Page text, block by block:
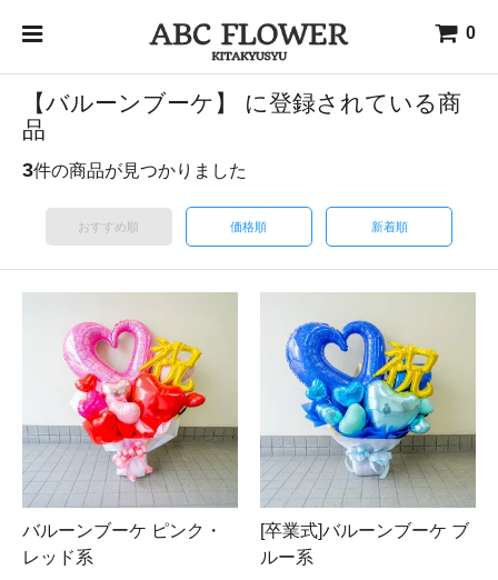
0
【バルーンブーケ】 に登録されている商
品
3件の商品が見つかりました
おすすめ順 価格順 新着順
バルーンブーケ ピンク・
レッド系
[卒業式]バルーンブーケ ブ
ルー系